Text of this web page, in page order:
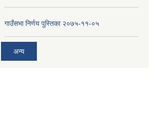
गाउँसभा निर्णय पुस्तिका २०७५-११-०५
अन्य